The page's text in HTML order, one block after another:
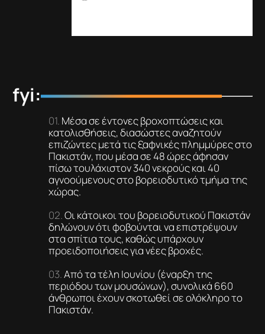
fyi:
Μέσα σε έντονες βροχοπτώσεις και
κατολισθήσεις, διασώστες αναζητούν
επιζώντες μετά τις ξαφνικές πλημμύρες στο
Πακιστάν, που μέσα σε 48 ώρες άφησαν
πίσω τουλάχιστον 340 νεκρούς και 40
αγνοούμενους στο βορειοδυτικό τμήμα της
χώρας.
Οι κάτοικοι του βορειοδυτικού Πακιστάν
δηλώνουν ότι φοβούνται να επιστρέψουν
στα σπίτια τους, καθώς υπάρχουν
προειδοποιήσεις για νέες βροχές.
Από τα τέλη Ιουνίου (έναρξη της
περιόδου των μουσώνων), συνολικά 660
άνθρωποι έχουν σκοτωθεί σε ολόκληρο το
Πακιστάν.